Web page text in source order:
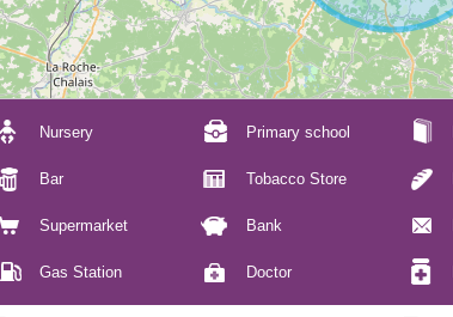
Nursery Primary school
Bar Tobacco Store
Supermarket Bank
Gas Station Doctor